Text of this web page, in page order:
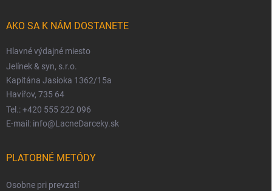
AKO SA K NÁM DOSTANETE
Hlavné výdajné miesto
Jelínek & syn, s.r.o.
Kapitána Jasioka 1362/15a
Havířov, 735 64
Tel.: +420 555 222 096
E-mail: info@LacneDarceky.sk
PLATOBNÉ METÓDY
Osobne pri prevzatí